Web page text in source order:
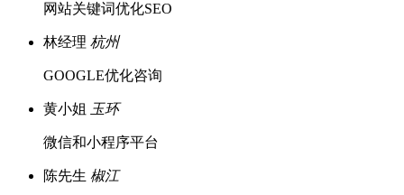
网站关键词优化SEO
林经理 杭州
GOOGLE优化咨询
黄小姐 玉环
微信和小程序平台
陈先生 椒江